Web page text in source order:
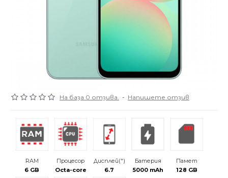
RAM
6 GB
Процесор
Octa-core
Дисплей(")
6.7
Батерия
5000 mAh
Памет
128 GB
На база 0 отзива. - Напишете отзив